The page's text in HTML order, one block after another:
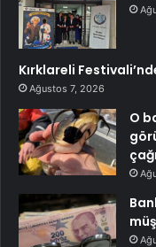
Kırklareli
Ağustos 7, 2026
O